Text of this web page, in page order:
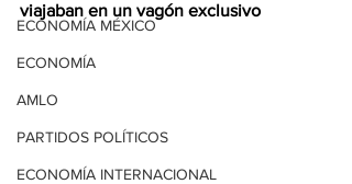
ECONOMÍA MÉXICO
ECONOMÍA
AMLO
PARTIDOS POLÍTICOS
ECONOMÍA INTERNACIONAL
viajaban en un vagón exclusivo